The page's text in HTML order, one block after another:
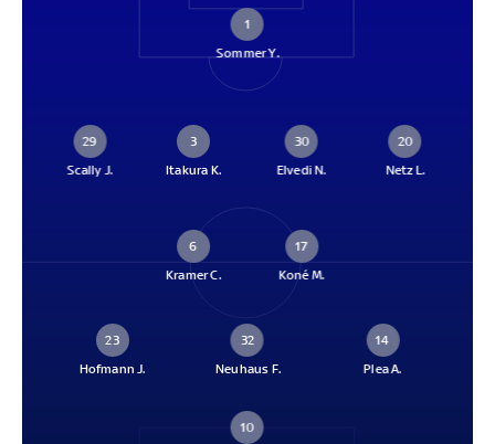
1
Sommer Y.
29
Scally J.
3
Itakura K.
30
Elvedi N.
20
Netz L.
6
Kramer C.
17
Koné M.
23
Hofmann J.
32
Neuhaus F.
14
Plea A.
10